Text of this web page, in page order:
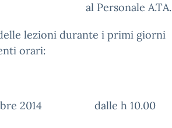
al Personale A.TA.
lezioni durante i primi giorni
orari:
2014 dalle h 10.00